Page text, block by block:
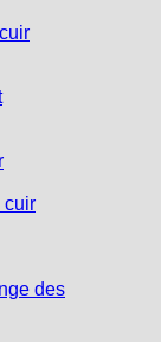
cuir
des